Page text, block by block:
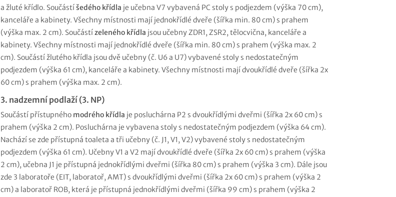
a žluté křídlo. Součástíšedého křídla je učebna V7 vybavená PC stoly s podjezdem (výška 70 cm),
kanceláře a kabinety. Všechny místnosti mají jednokřídlé dveře (šířka min. 80 cm) s prahem
(výška max. 2 cm). Součástízeleného křídla jsou učebny ZDR1, ZSR2, tělocvična, kanceláře a
kabinety. Všechny místnosti mají jednokřídlé dveře (šířka min. 80 cm) s prahem (výška max. 2
cm). Součástí žlutého křídla jsou dvě učebny (č. U6 a U7) vybavené stoly s nedostatečným
podjezdem (výška 61 cm), kanceláře a kabinety. Všechny místnosti mají dvoukřídlé dveře (šířka 2x
60 cm) s prahem (výška max. 2 cm).
3. nadzemní podlaží (3. NP)
Součástí přístupného modrého křídla je posluchárna P2 s dvoukřídlými dveřmi (šířka 2x 60 cm) s
prahem (výška 2 cm). Posluchárna je vybavena stoly s nedostatečným podjezdem (výška 64 cm).
Nachází se zde přístupná toaleta a tři učebny (č. J1, V1, V2) vybavené stoly s nedostatečným
podjezdem (výška 61 cm). Učebny V1 a V2 mají dvoukřídlé dveře (šířka 2x 60 cm) s prahem (výška
2 cm), učebna J1 je přístupná jednokřídlými dveřmi (šířka 80 cm) s prahem (výška 3 cm). Dále jsou
zde 3 laboratoře (EIT, laboratoř, AMT) s dvoukřídlými dveřmi (šířka 2x 60 cm) s prahem (výška 2
cm) a laboratoř ROB, která je přístupná jednokřídlými dveřmi (šířka 99 cm) s prahem (výška 2